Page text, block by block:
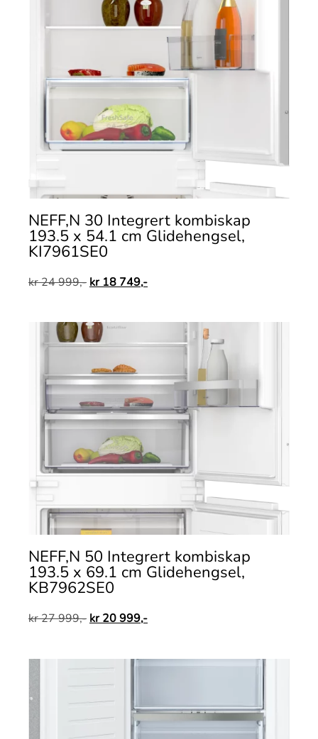
NEFF,N 30 Integrert kombiskap
193.5 x 54.1 cm Glidehengsel,
KI7961SE0
kr24 999,- kr18 749,-
NEFF,N 50 Integrert kombiskap
193.5 x 69.1 cm Glidehengsel,
KB7962SE0
kr27 999,- kr20 999,-